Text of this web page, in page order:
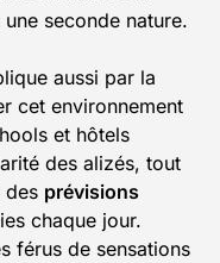
seconde nature.
aussi par la
cet environnement
et hôtels
des alizés, tout
des prévisions
chaque jour.
férus de sensations